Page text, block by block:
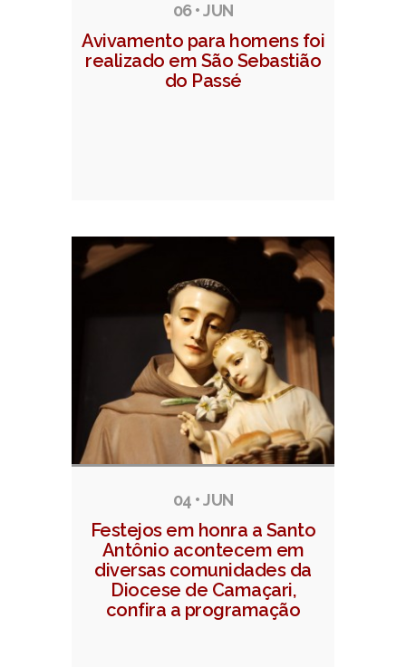
06 • JUN
Avivamento para homens foi
realizado em São Sebastião
do Passé
04 • JUN
Festejos em honra a Santo
Antônio acontecem em
diversas comunidades da
Diocese de Camaçari,
confira a programação